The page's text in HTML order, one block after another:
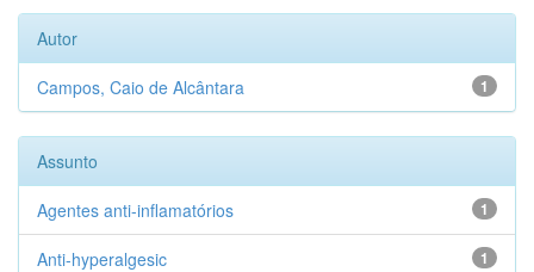
Autor
1
Campos, Caio de Alcântara
Assunto
1
Agentes anti-inflamatórios
1
Anti-hyperalgesic